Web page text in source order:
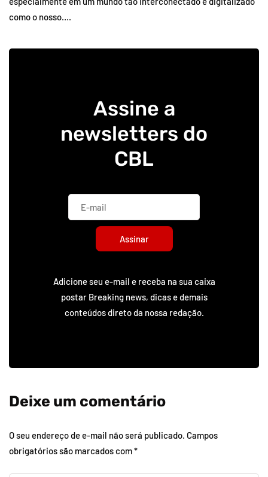
como o nosso….
Assine a
newsletters do
CBL
Assinar
Adicione seu e-mail e receba na sua caixa
postar Breaking news, dicas e demais
conteúdos direto da nossa redação.
Deixe um comentário
O seu endereço de e-mail não será publicado. Campos
obrigatórios são marcados com*